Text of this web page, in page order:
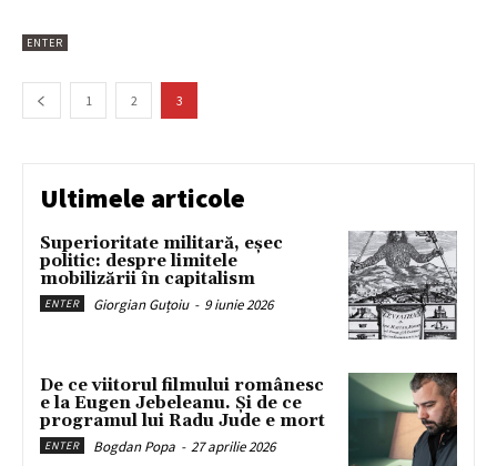
ENTER
1 2 3
Ultimele articole
Superioritate militară, eșec
politic: despre limitele
mobilizării în capitalism
ENTER Giorgian Guțoiu - 9 iunie 2026
De ce viitorul filmului românesc
e la Eugen Jebeleanu. Și de ce
programul lui Radu Jude e mort
ENTER Bogdan Popa - 27 aprilie 2026